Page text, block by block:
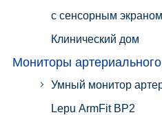
с сенсорным
Клинический дом
Мониторы
Умный монитор
Lepu ArmFit BP2